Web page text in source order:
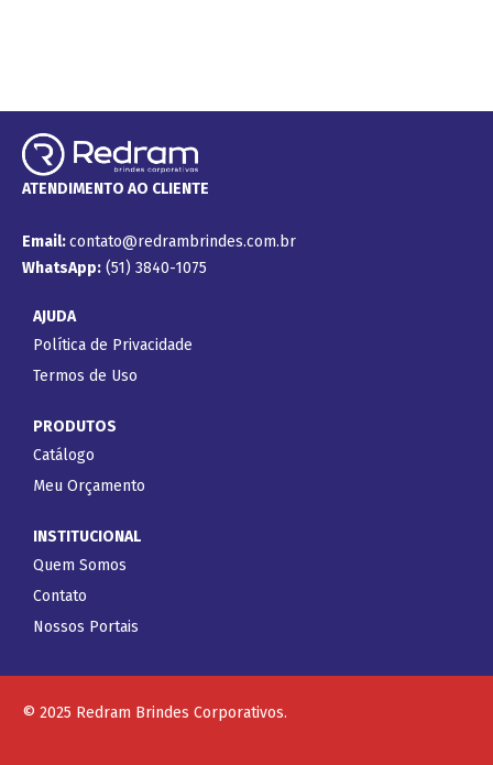
ATENDIMENTO AO CLIENTE
Email:contato@redrambrindes.com.br
WhatsApp: (51) 3840-1075
AJUDA
Política de Privacidade
Termos de Uso
PRODUTOS
Catálogo
Meu Orçamento
INSTITUCIONAL
Quem Somos
Contato
Nossos Portais
© 2025 Redram Brindes Corporativos.